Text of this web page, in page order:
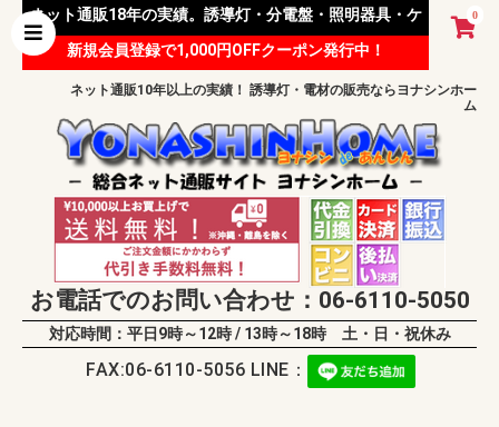
0
ネット通販18年の実績。誘導灯・分電盤・照明器具・ケ
ーブル等 様々な資材を取り扱っています。
新規会員登録で1,000円OFFクーポン発行中！
ネット通販10年以上の実績！ 誘導灯・電材の販売ならヨナシンホー
ム
お電話でのお問い合わせ：06-6110-5050
対応時間：平日9時～12時 / 13時～18時 土・日・祝休み
FAX:06-6110-5056 LINE：